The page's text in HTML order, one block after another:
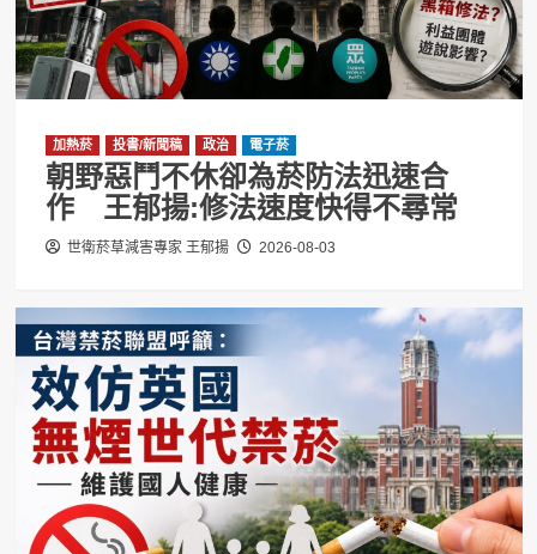
加熱菸 投書/新聞稿 政治 電子菸
朝野惡鬥不休卻為菸防法迅速合
作 王郁揚:修法速度快得不尋常
世衛菸草減害專家 王郁揚 2026-08-03